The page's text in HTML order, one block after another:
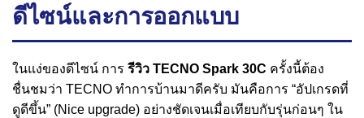
ดีไซน์และการออกแบบ
ในแง่ของดีไซน์ การ รีวิว TECNO Spark 30C ครั้งนี้ต้อง
ชื่นชมว่า TECNO ทำการบ้านมาดีครับ มันคือการ “อัปเกรดที่
ดูดีขึ้น” (Nice upgrade) อย่างชัดเจนเมื่อเทียบกับรุ่นก่อนๆ ใน